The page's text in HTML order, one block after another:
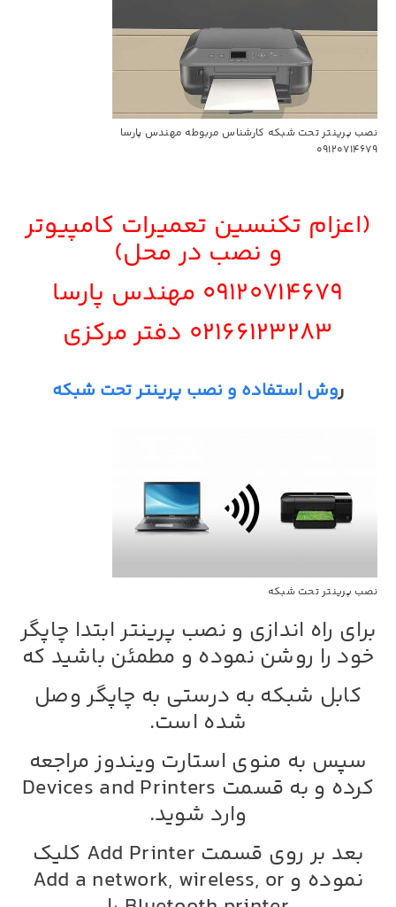
نصب پرینتر تحت شبکه کارشناس مربوطه مهندس پارسا
09120714679
(اعزام تکنسین تعمیرات کامپیوتر
و نصب در محل)
09120714679 مهندس پارسا
02166123283 دفتر مرکزی
روش استفاده و نصب پرینتر تحت شبکه
نصب پرینتر تحت شبکه
برای راه اندازی و نصب پرینتر ابتدا چاپگر
خود را روشن نموده و مطمئن باشید که
کابل شبکه به درستی به چاپگر وصل
شده است.
سپس به منوی استارت ویندوز مراجعه
کرده
و به قسمت Devices and Printers
وارد شوید.
بعد بر روی قسمت Add Printer کلیک
نموده و Add a network, wireless, or